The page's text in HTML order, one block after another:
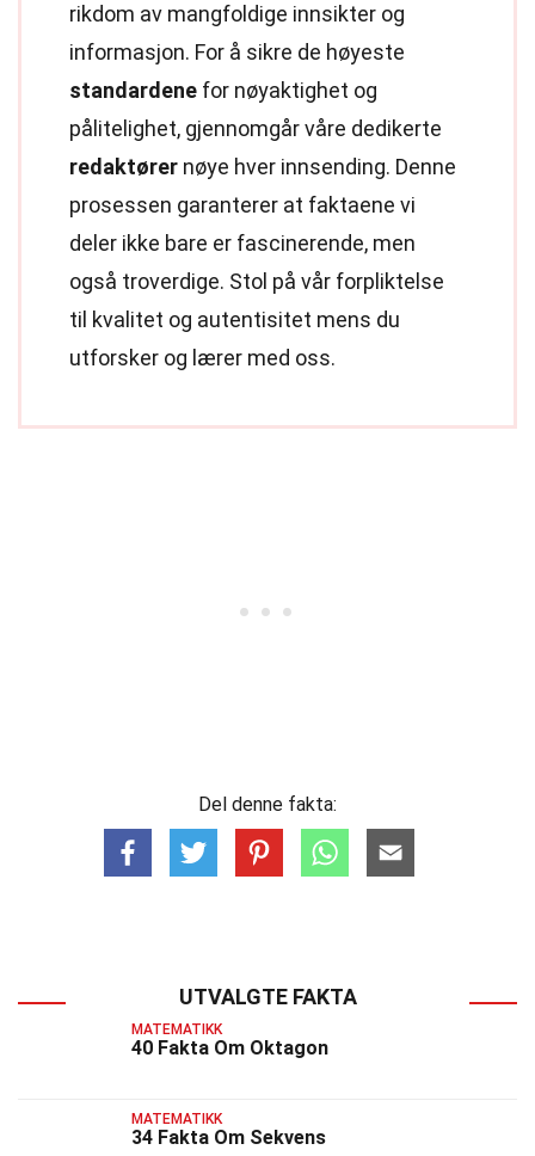
rikdom av mangfoldige innsikter og
informasjon. For å sikre de høyeste
standardene for nøyaktighet og
pålitelighet, gjennomgår våre dedikerte
redaktører nøye hver innsending. Denne
prosessen garanterer at faktaene vi
deler ikke bare er fascinerende, men
også troverdige. Stol på vår forpliktelse
til kvalitet og autentisitet mens du
utforsker og lærer med oss.
Del denne fakta:
UTVALGTE FAKTA
MATEMATIKK
40 Fakta Om Oktagon
MATEMATIKK
34 Fakta Om Sekvens